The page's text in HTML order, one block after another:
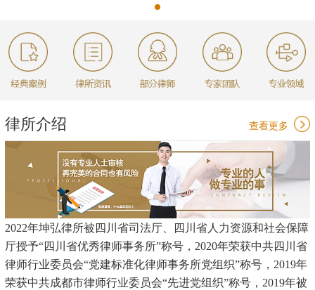
律所介绍 查看更多
2022年坤弘律所被四川省司法厅、四川省人力资源和社会保障
厅授予“四川省优秀律师事务所”称号，2020年荣获中共四川省
律师行业委员会“党建标准化律师事务所党组织”称号，2019年
荣获中共成都市律师行业委员会“先进党组织”称号，2019年被